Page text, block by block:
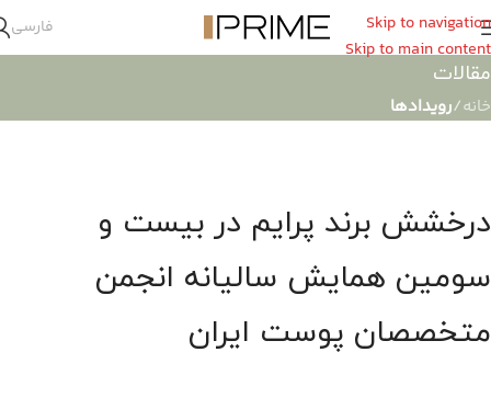
Skip to navigation
Skip to main content
فارسی
مقالات
خانه/رویدادها
درخشش برند پرایم در بیست و
سومین همایش سالیانه انجمن
متخصصان پوست ایران